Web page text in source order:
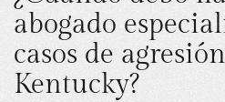
abogado
casos de
Kentucky?